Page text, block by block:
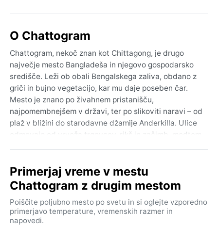
O Chattogram
Chattogram, nekoč znan kot Chittagong, je drugo
največje mesto Bangladeša in njegovo gospodarsko
središče. Leži ob obali Bengalskega zaliva, obdano z
griči in bujno vegetacijo, kar mu daje poseben čar.
Mesto je znano po živahnem pristanišču,
najpomembnejšem v državi, ter po slikoviti naravi – od
plaž v bližini do starodavne džamije Anderkilla. Ulice
odmevajo od vrveža trgovcev, rikš in začimb, medtem
kotičke, kot so obrežje reke Karnaphuli in zgodovinske
soseske.
Podnebje je po Köppnu Am, tropsko monsunsko.
Poletja so vroča in izjemno vlažna, s temperaturami
okoli 30 °C, med monsunom od junija do oktobra pa
Primerjaj vreme v mestu
Chattogram z drugim mestom
Poiščite poljubno mesto po svetu in si oglejte vzporedno
primerjavo temperature, vremenskih razmer in
napovedi.